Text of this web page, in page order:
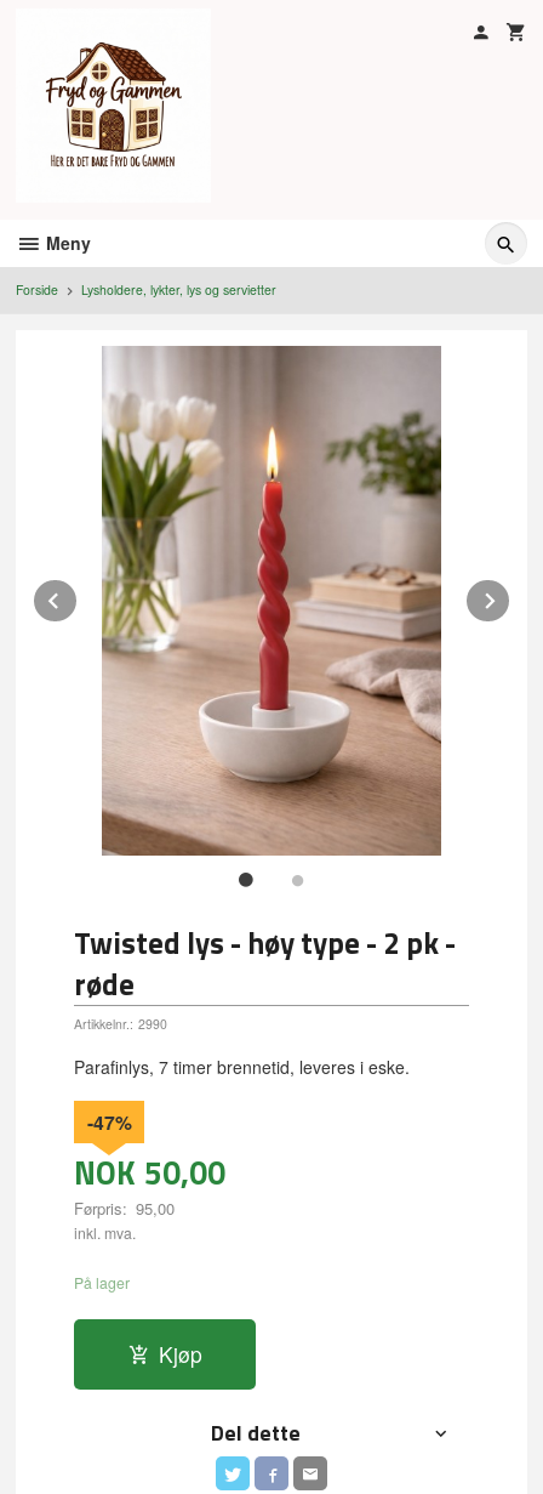
Meny
Forside Lysholdere, lykter, lys og servietter
Prev
Twisted lys - høy type - 2 pk -
røde
Artikkelnr.: 2990
Parafinlys, 7 timer brennetid, leveres i eske.
NOK 50,00
Førpris: 95,00
Rabatt
-47%
inkl. mva.
På lager
Kjøp
Del dette